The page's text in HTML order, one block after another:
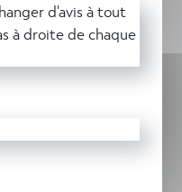
d'avis à tout
à droite de chaque